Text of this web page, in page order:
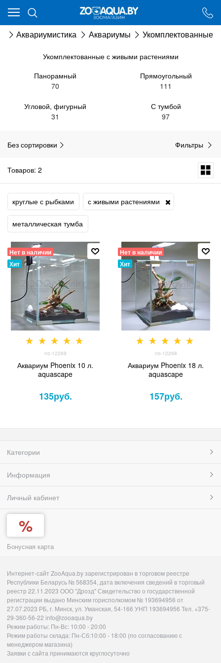
Аквариумистика Аквариумы Укомплектованные
Укомплектованные с живыми растениями
Панорамный
70
Прямоугольный
111
Угловой, фигурный
31
С тумбой
97
Без сортировки Фильтры
Товаров: 2
круглые с рыбками с живыми растениями
металлическая тумба
Нет в наличии
Хит
no-12269
Аквариум Phoenix 10 л.
aquascape
135руб.
Нет в наличии
Хит
no-12268
Аквариум Phoenix 18 л.
aquascape
157руб.
Категории
Информация
Личный кабинет
Бонусная карта
Интернет-сайт ZooAqua.by зарегистрирован в торговом реестре
Республики Беларусь № 568354, дата включения сведений в торговый
реестр 22.11.2023 ООО "Дрозд" Свидетельство о государственной
регистрации выдано Минским горисполкомом № 193694956 от
27.07.2023 РБ, г. Минск, ул. Уманская, 54-166 УНП 193694956 Тел. +375-
29-360-56-22 info@zooaqua.by
Режим работы: Пн-Вс: 10:00 - 20:00
Режим работы склада: Пн-Сб:10:00 - 18:00 (по согласованию с
менеджером магазина)
Заявки с сайта принимаются круглосуточно
Ваш город - Минск,
ДА НЕТ